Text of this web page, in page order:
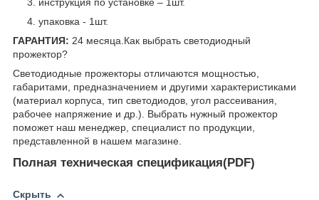
упаковка - 1шт.
ГАРАНТИЯ: 24 месяца. Как выбрать светодиодный
прожектор?
Светодиодные прожекторы отличаются мощностью,
габаритами, предназначением и другими характеристиками
(материал корпуса, тип светодиодов, угол рассеивания,
рабочее напряжение и др.). Выбрать нужный прожектор
поможет наш менеджер, специалист по продукции,
представленной в нашем магазине.
Полная техническая спецификация(PDF)
Скрыть